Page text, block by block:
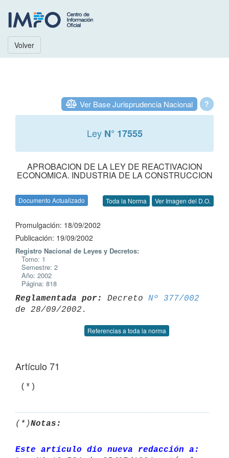
Volver
?
Ver Base Jurisprudencia Nacional
Ley N° 17555
APROBACION DE LA LEY DE REACTIVACION
ECONOMICA. INDUSTRIA DE LA CONSTRUCCION
Documento Actualizado Toda la Norma Ver Imagen del D.O.
Promulgación: 18/09/2002
Publicación: 19/09/2002
Registro Nacional de Leyes y Decretos:
Tomo: 1
Semestre: 2
Año: 2002
Página: 818
Reglamentada por: Decreto Nº 377/002
Referencias a toda la norma
Artículo 71
(*)Notas:
Este artículo dio nueva redacción a: